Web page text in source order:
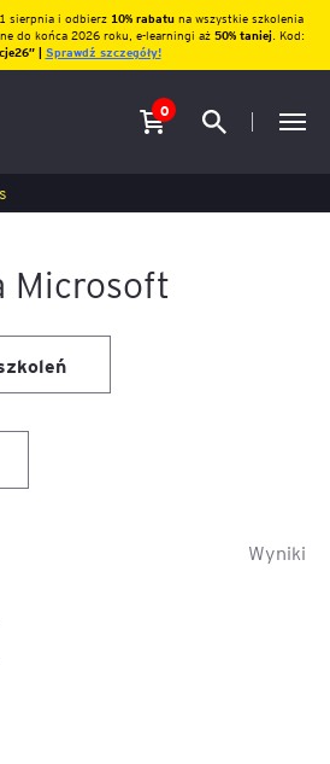
sierpnia i odbierz10% rabatu na wszystkie szkolenia
do końca 2026 roku, e-learningi aż 50% taniej. Kod:
| Sprawdź szczegóły!
0
Microsoft
Wyniki